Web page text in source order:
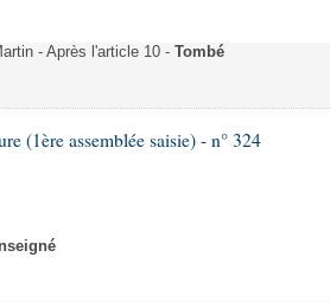
- Après l'article 10 - Tombé
(1ère assemblée saisie) - n° 324